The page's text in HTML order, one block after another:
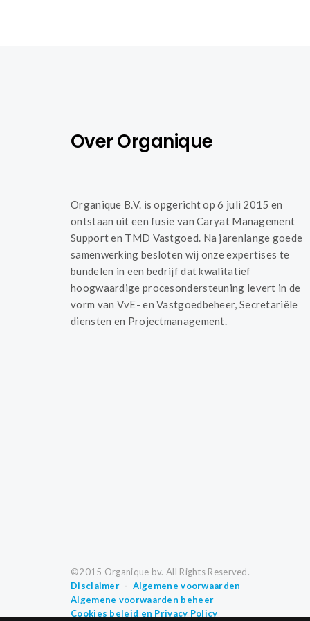
Over Organique
Organique B.V. is opgericht op 6 juli 2015 en
ontstaan uit een fusie van Caryat Management
Support en TMD Vastgoed. Na jarenlange goede
samenwerking besloten wij onze expertises te
bundelen in een bedrijf dat kwalitatief
hoogwaardige procesondersteuning levert in de
vorm van VvE- en Vastgoedbeheer, Secretariële
diensten en Projectmanagement.
©2015 Organique bv. All Rights Reserved.
Disclaimer - Algemene voorwaarden
Algemene voorwaarden beheer
Cookies beleid en Privacy Policy